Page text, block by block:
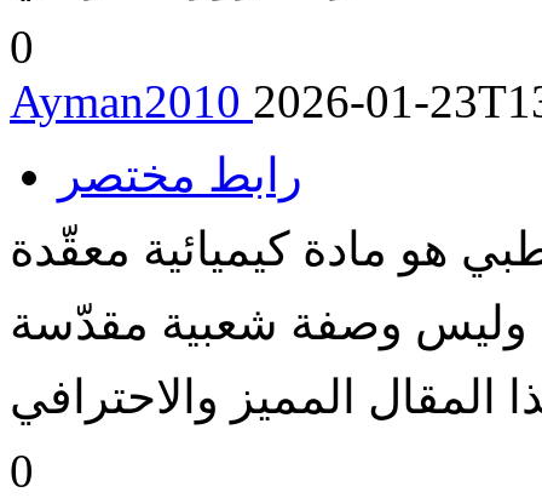
0
Ayman2010 2026-01-
رابط مختصر
وليس وصفة شعبية مقدّسة
0